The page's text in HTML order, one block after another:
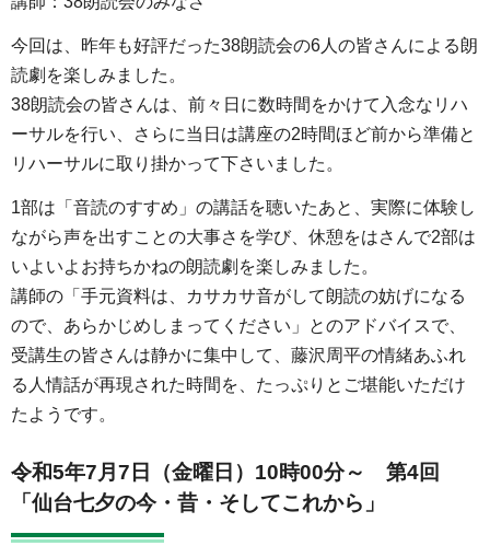
今回は、昨年も好評だった38朗読会の6人の皆さんによる朗
読劇を楽しみました。
38朗読会の皆さんは、前々日に数時間をかけて入念なリハ
ーサルを行い、さらに当日は講座の2時間ほど前から準備と
リハーサルに取り掛かって下さいました。
1部は「音読のすすめ」の講話を聴いたあと、実際に体験し
ながら声を出すことの大事さを学び、休憩をはさんで2部は
いよいよお持ちかねの朗読劇を楽しみました。
講師の「手元資料は、カサカサ音がして朗読の妨げになる
ので、あらかじめしまってください」とのアドバイスで、
受講生の皆さんは静かに集中して、藤沢周平の情緒あふれ
る人情話が再現された時間を、たっぷりとご堪能いただけ
たようです。
令和5年7月7日（金曜日）10時00分～ 第4回
「仙台七夕の今・昔・そしてこれから」